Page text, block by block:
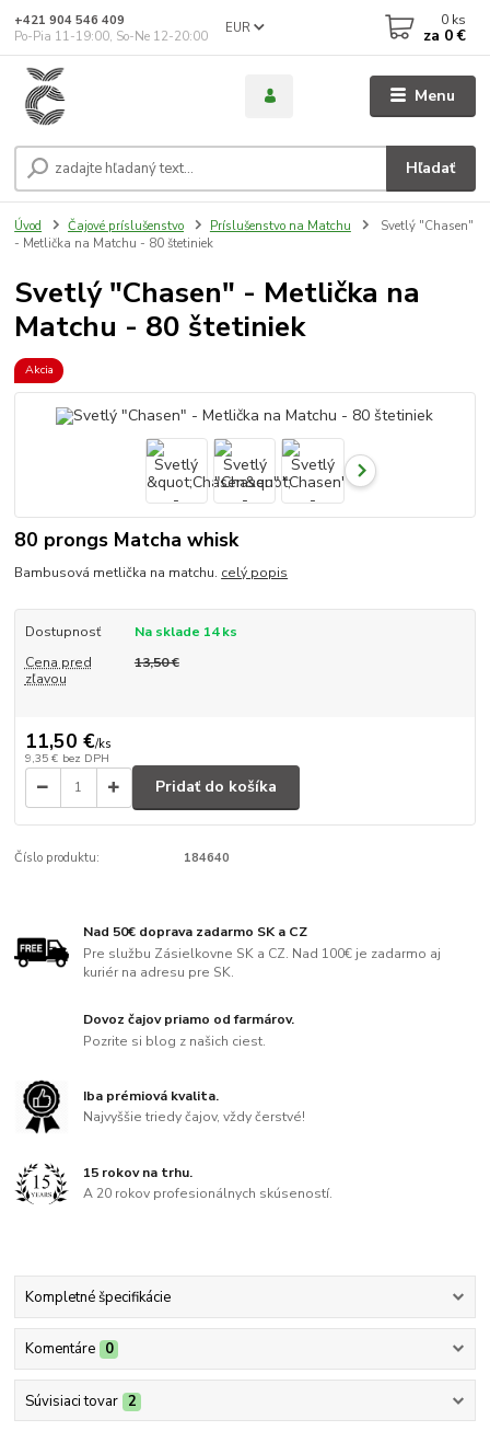
Menu
EUR
Hľadať
+421 904 546 409
Po-Pia 11-19:00, So-Ne 12-20:00
0 ks
za 0 €
Úvod Čajové príslušenstvo Príslušenstvo na Matchu
Svetlý "Chasen"
- Metlička na Matchu - 80 štetiniek
Svetlý "Chasen" - Metlička na
Matchu - 80 štetiniek
Akcia
80 prongs Matcha whisk
Bambusová metlička na matchu. celý popis
Dostupnosť
Na sklade 14 ks
Cena pred
zľavou
13,50 €
11,50 €/ks
9,35 € bez DPH
Pridať do košíka
Číslo produktu: 184640
Nad 50€ doprava zadarmo SK a CZ
Pre službu Zásielkovne SK a CZ. Nad 100€ je zadarmo aj
kuriér na adresu pre SK.
Dovoz čajov priamo od farmárov.
Pozrite si blog z našich ciest.
Iba prémiová kvalita.
Najvyššie triedy čajov, vždy čerstvé!
15 rokov na trhu.
A 20 rokov profesionálnych skúseností.
Kompletné špecifikácie
Komentáre 0
Súvisiaci tovar 2